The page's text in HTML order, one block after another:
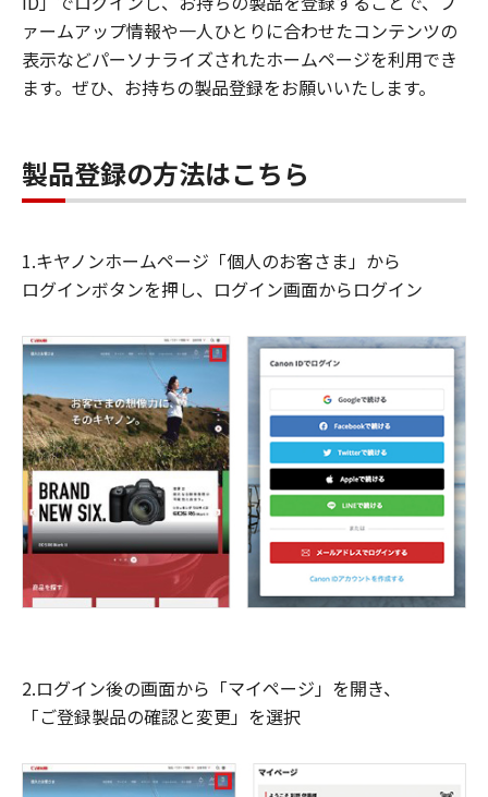
ァームアップ情報や一人ひとりに合わせたコンテンツの
表示などパーソナライズされたホームページを利用でき
ます。ぜひ、お持ちの製品登録をお願いいたします。
製品登録の方法はこちら
1.キヤノンホームページ「個人のお客さま」から
ログインボタンを押し、ログイン画面からログイン
2.ログイン後の画面から「マイページ」を開き、
「ご登録製品の確認と変更」を選択